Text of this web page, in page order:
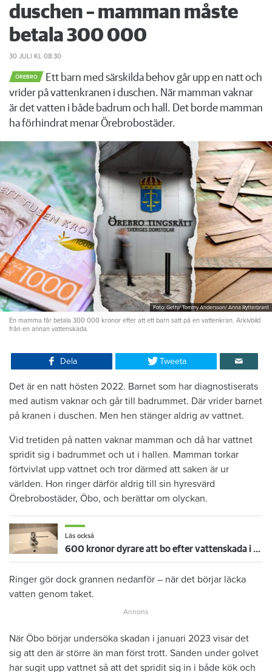
duschen – mamman måste
betala 300 000
30 JULI KL 08:30
ÖREBRO
Ett barn med särskilda behov går upp en natt och
vrider på vattenkranen i duschen. När mamman vaknar
är det vatten i både badrum och hall. Det borde mamman
ha förhindrat menar Örebrobostäder.
Foto: Getty/ Tommy Andersson/ Anna Rytterbrant
En mamma får betala 300 000 kronor efter att ett barn satt på en vattenkran. Arkivbild
från en annan vattenskada.
Dela Tweeta
Det är en natt hösten 2022. Barnet som har diagnostiserats
med autism vaknar och går till badrummet. Där vrider barnet
på kranen i duschen. Men hen stänger aldrig av vattnet.
Vid tretiden på natten vaknar mamman och då har vattnet
spridit sig i badrummet och ut i hallen. Mamman torkar
förtvivlat upp vattnet och tror därmed att saken är ur
världen. Hon ringer därför aldrig till sin hyresvärd
Örebrobostäder, Öbo, och berättar om olyckan.
Läs också
600 kronor dyrare att bo efter vattenskada i Varberg
Ringer gör dock grannen nedanför – när det börjar läcka
vatten genom taket.
När Öbo börjar undersöka skadan i januari 2023 visar det
sig att den är större än man först trott. Sanden under golvet
har sugit upp vattnet så att det spridit sig in i både kök och